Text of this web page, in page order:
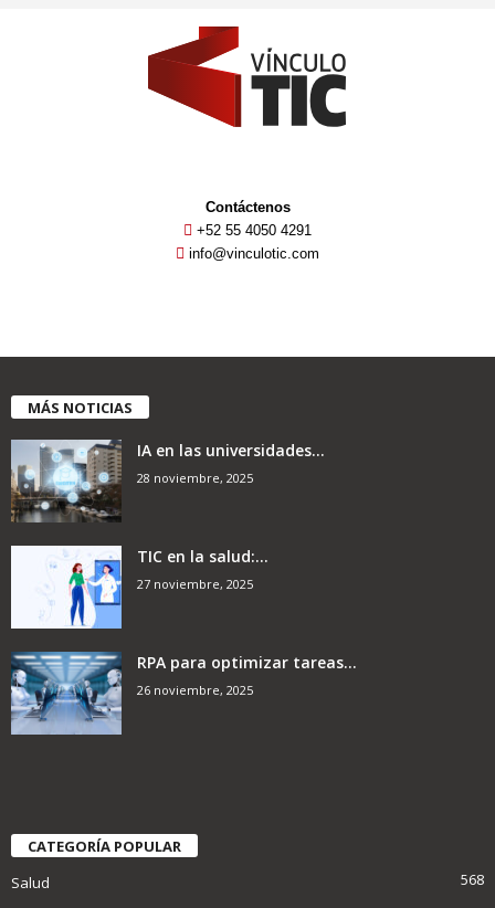
Contáctenos
+52 55 4050 4291
info@vinculotic.com
MÁS NOTICIAS
IA en las universidades...
28 noviembre, 2025
TIC en la salud:...
27 noviembre, 2025
RPA para optimizar tareas...
26 noviembre, 2025
CATEGORÍA POPULAR
Salud
568